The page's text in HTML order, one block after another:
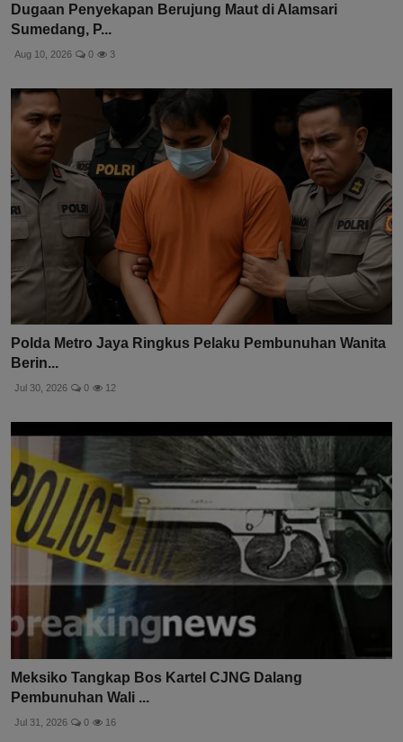
Dugaan Penyekapan Berujung Maut di Alamsari
Sumedang, P...
Aug 10, 2026 0 3
Polda Metro Jaya Ringkus Pelaku Pembunuhan Wanita
Berin...
Jul 30, 2026 0 12
Meksiko Tangkap Bos Kartel CJNG Dalang
Pembunuhan Wali ...
Jul 31, 2026 0 16